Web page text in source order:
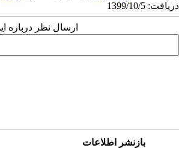
دریافت: 1399/10/5
ارسال نظر درباره
بازنشر اطلاعات